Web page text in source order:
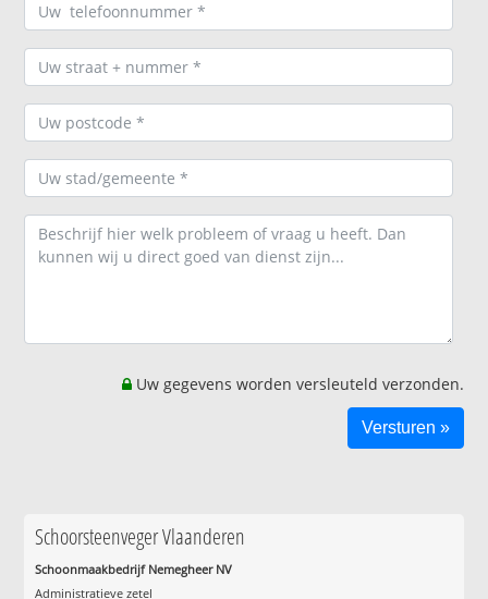
Uw gegevens worden versleuteld verzonden.
Schoorsteenveger Vlaanderen
Schoonmaakbedrijf Nemegheer NV
Administratieve zetel